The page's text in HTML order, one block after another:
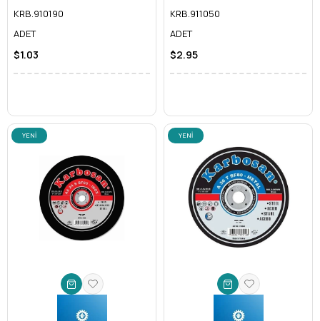
KRB.910190
ADET
$1.03
KRB.911050
ADET
$2.95
YENI
YENI